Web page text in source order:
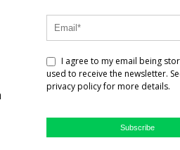
I agree to my email being
used to receive the newsletter.
privacy policy for more details.
Subscribe